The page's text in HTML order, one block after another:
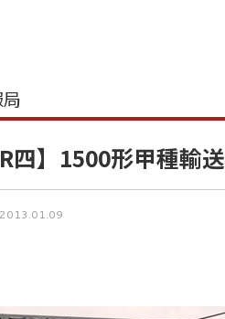
四】1500形甲種輸送
2013.01.09